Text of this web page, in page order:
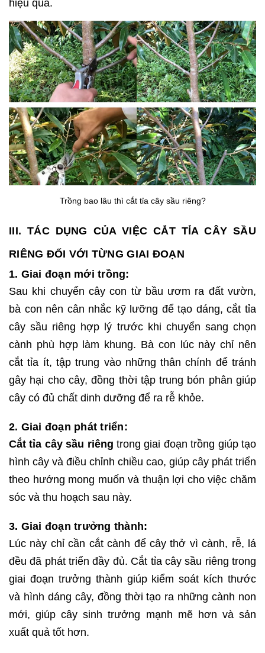
hiệu quả.
Trồng bao lâu thì cắt tỉa cây sầu riêng?
III. TÁC DỤNG CỦA VIỆC CẮT TỈA CÂY SẦU
RIÊNG ĐỐI VỚI TỪNG GIAI ĐOẠN
1. Giai đoạn mới trồng:
Sau khi chuyển cây con từ bầu ươm ra đất vườn,
bà con nên cân nhắc kỹ lưỡng để tạo dáng, cắt tỉa
cây sầu riêng hợp lý trước khi chuyển sang chọn
cành phù hợp làm khung. Bà con lúc này chỉ nên
cắt tỉa ít, tập trung vào những thân chính để tránh
gây hại cho cây, đồng thời tập trung bón phân giúp
cây có đủ chất dinh dưỡng để ra rễ khỏe.
2. Giai đoạn phát triển:
Cắt tỉa cây sầu riêng trong giai đoạn trồng giúp tạo
hình cây và điều chỉnh chiều cao, giúp cây phát triển
theo hướng mong muốn và thuận lợi cho việc chăm
sóc và thu hoạch sau này.
3. Giai đoạn trưởng thành:
Lúc này chỉ cần cắt cành để cây thở vì cành, rễ, lá
đều đã phát triển đầy đủ. Cắt tỉa cây sầu riêng trong
giai đoạn trưởng thành giúp kiểm soát kích thước
và hình dáng cây, đồng thời tạo ra những cành non
mới, giúp cây sinh trưởng mạnh mẽ hơn và sản
xuất quả tốt hơn.